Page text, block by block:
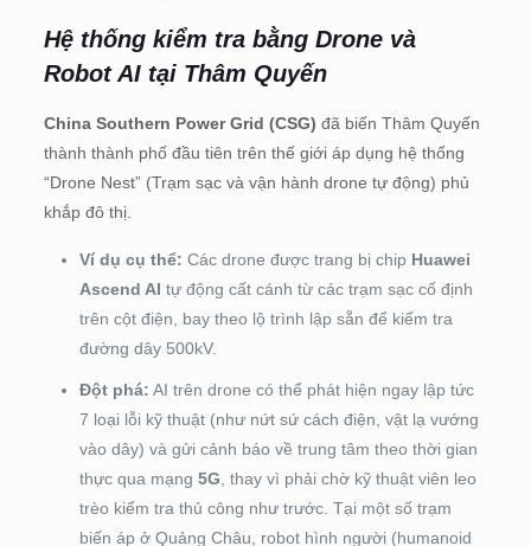
Hệ thống kiểm tra bằng Drone và
Robot AI tại Thâm Quyến
China Southern Power Grid (CSG) đã biến Thâm Quyến
thành thành phố đầu tiên trên thế giới áp dụng hệ thống
“Drone Nest” (Trạm sạc và vận hành drone tự động) phủ
khắp đô thị.
Ví dụ cụ thể: Các drone được trang bị chip Huawei
Ascend AI tự động cất cánh từ các trạm sạc cố định
trên cột điện, bay theo lộ trình lập sẵn để kiểm tra
đường dây 500kV.
Đột phá: AI trên drone có thể phát hiện ngay lập tức
7 loại lỗi kỹ thuật (như nứt sứ cách điện, vật lạ vướng
vào dây) và gửi cảnh báo về trung tâm theo thời gian
thực qua mạng 5G , thay vì phải chờ kỹ thuật viên leo
trèo kiểm tra thủ công như trước. Tại một số trạm
biến áp ở Quảng Châu, robot hình người (humanoid